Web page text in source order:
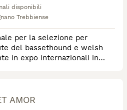
disponibili
Trebbiense
per la selezione per
del bassethound e welsh
in expo internazionali in
AMOR